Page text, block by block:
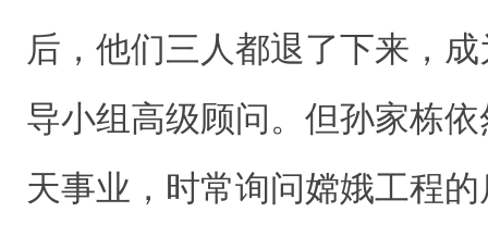
后，他们三人都退了下来，
导小组高级顾问。但孙家栋
天事业，时常询问嫦娥工程